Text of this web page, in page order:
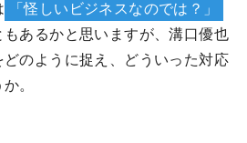
「怪しいビジネスなのでは？」
あるかと思いますが、溝口優也
のように捉え、どういった対応
。